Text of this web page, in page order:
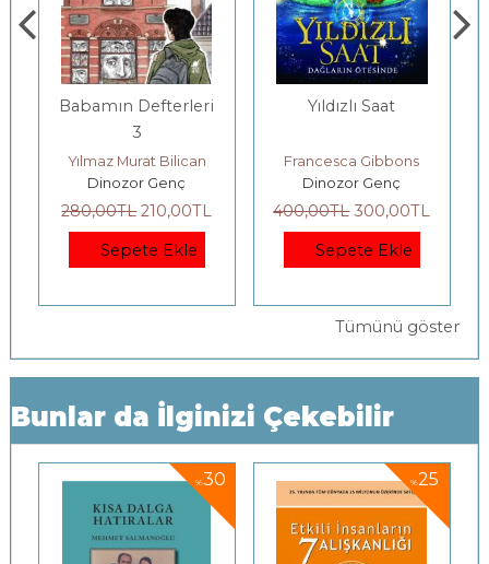
Babamın Defterleri
3
Yılmaz Murat Bilican
Dinozor Genç
280,00TL 210,00TL
Sepete Ekle
Yıldızlı Saat
Francesca Gibbons
Dinozor Genç
400,00TL 300,00TL
Sepete Ekle
Tümünü göster
Bunlar da İlginizi Çekebilir
%30 %25